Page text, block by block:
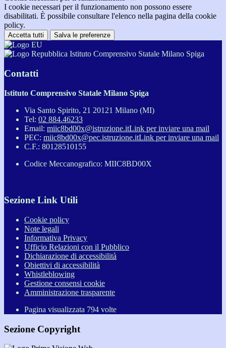
I cookie necessari per il funzionamento non possono essere
disabilitati. È possibile consultare l'elenco nella pagina della cookie
policy.
Accetta tutti Salva le preferenze
Istituto Comprensivo Statale Milano Spiga
Contatti
Istituto Comprensivo Statale Milano Spiga
Via Santo Spirito, 21 20121 Milano (MI)
Tel: 02 884.46233
Email: miic8bd00x@istruzione.itLink per inviare una mail
PEC: miic8bd00x@pec.istruzione.itLink per inviare una mail
C.F.: 80128510155
Codice Meccanografico: MIIC8BD00X
Sezione Link Utili
Cookie policy
Note legali
Informativa Privacy
Ufficio Relazioni con il Pubblico
Dichiarazione di accessibilità
Obiettivi di accessibilità
Whistleblowing
Gestione consensi cookie
Amministrazione trasparente
Pagina visualizzata 794 volte
Sezione Copyright